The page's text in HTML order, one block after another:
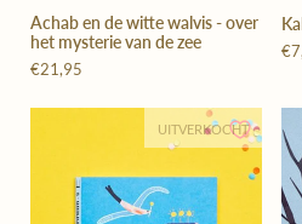
Achab en de witte walvis - over
het mysterie van de zee
€21,95
UITVERKOCHT